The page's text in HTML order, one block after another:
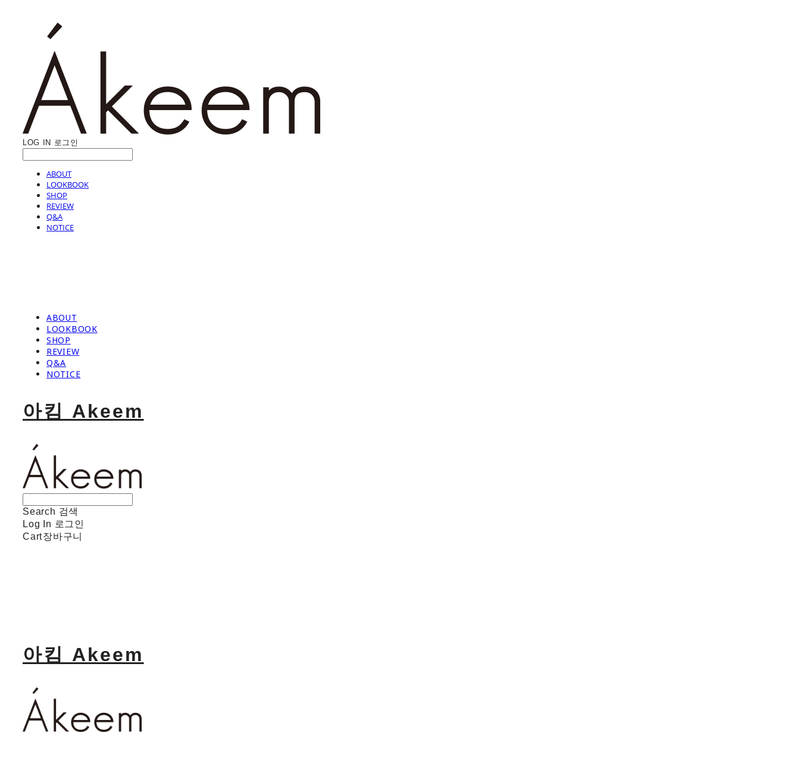
LOG IN 로그인
ABOUT
LOOKBOOK
SHOP
REVIEW
Q&A
NOTICE
ABOUT
LOOKBOOK
SHOP
REVIEW
Q&A
NOTICE
아킴 Akeem
Search 검색
Log In 로그인
Cart장바구니
아킴 Akeem